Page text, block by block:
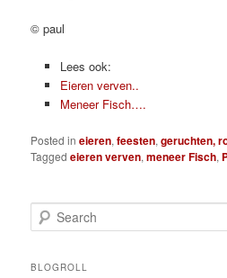
© paul
Lees ook:
Eieren verven..
Meneer Fisch….
Posted in eieren,feesten,geruchten,
Tagged eieren verven,meneer Fisch,
e
rBLOGROLL